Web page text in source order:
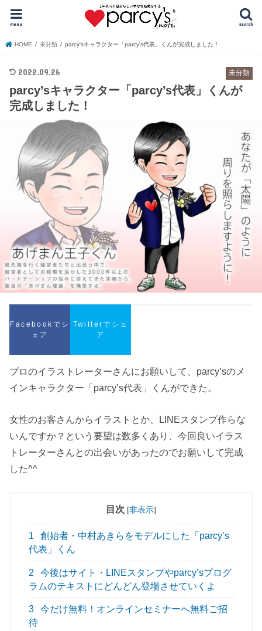
search
menu
HOME 未分類 parcy'sキャラクター「parcy's代表」くんが完成しました！
未分類
2022.09.26
parcy’sキャラクター「parcy’s代表」くんが
完成しました！
Facebookでシ
ェア
Twitterでシェ
ア
プロのイラストレーターさんにお願いして、parcy’sのメ
インキャラクター「parcy’s代表」くんができた。
女性のお客さんからイラストとか、LINEスタンプ作らな
いんですか？という要望は数多くあり、今回良いイラス
トレーターさんとの出会いがあったのでお願いして完成
した^^
目次 [非表示]
1
創始者・中村あきらをモデルにした「parcy’s
代表」くん
2
今後はサイト・LINEスタンプやparcy’sプログ
ラムのテキストにどんどん登場させていくよ
3
今だけ無料！オンラインセミナーへ無料ご招
待